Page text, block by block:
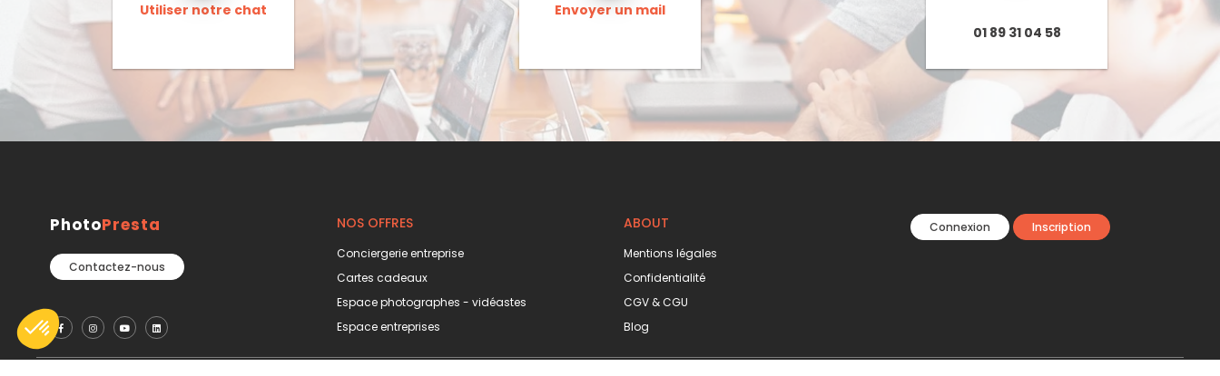
Utiliser notre chat Envoyer un mail
01 89 31 04 58
PhotoPresta
Contactez-nous
NOS OFFRES
Conciergerie entreprise
Cartes cadeaux
Espace photographes - vidéastes
Espace entreprises
ABOUT
Mentions légales
Confidentialité
CGV & CGU
Blog
Connexion Inscription